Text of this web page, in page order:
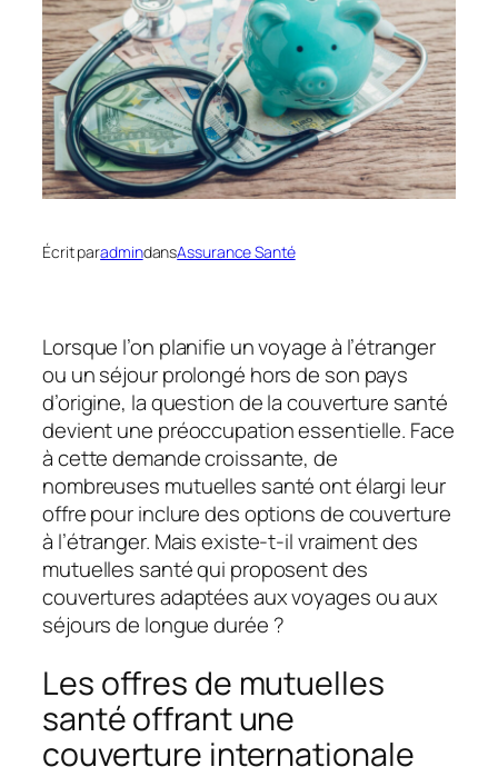
Écrit paradmindansAssurance Santé
Lorsque l’on planifie un voyage à l’étranger
ou un séjour prolongé hors de son pays
d’origine, la question de la couverture santé
devient une préoccupation essentielle. Face
à cette demande croissante, de
nombreuses mutuelles santé ont élargi leur
offre pour inclure des options de couverture
à l’étranger. Mais existe-t-il vraiment des
mutuelles santé qui proposent des
couvertures adaptées aux voyages ou aux
séjours de longue durée ?
Les offres de mutuelles
santé offrant une
couverture internationale